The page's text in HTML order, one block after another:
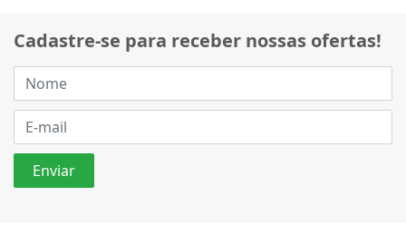
Cadastre-se para receber nossas ofertas!